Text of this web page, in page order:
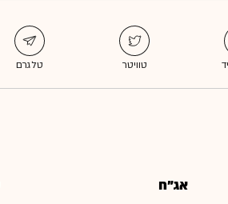
אג"ח